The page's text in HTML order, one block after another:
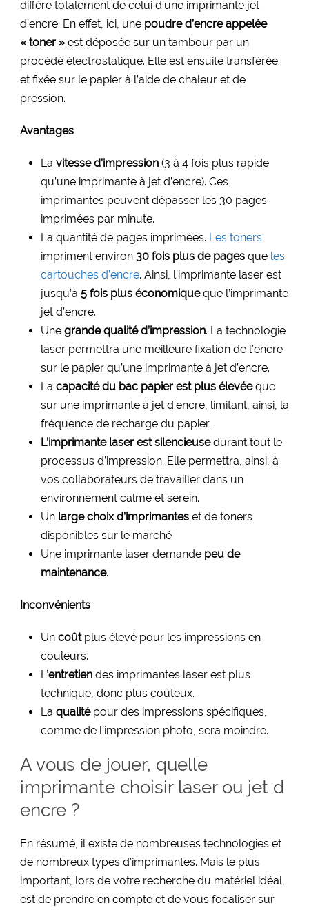
diffère totalement de celui d’une imprimante jet
d’encre. En effet, ici, une poudre d’encre appelée
« toner »est déposée sur un tambour par un
procédé électrostatique. Elle est ensuite transférée
et fixée sur le papier à l’aide de chaleur et de
pression.
Avantages
La vitesse d’impression (3 à 4 fois plus rapide
qu’une imprimante à jet d’encre). Ces
imprimantes peuvent dépasser les 30 pages
imprimées par minute.
La quantité de pages imprimées. Les toners
impriment environ 30 fois plus de pages que les
cartouches d’encre. Ainsi, l’imprimante laser est
jusqu’à 5 fois plus économiqueque l’imprimante
jet d’encre.
Une grande qualité d’impression. La technologie
laser permettra une meilleure fixation de l’encre
sur le papier qu’une imprimante à jet d’encre.
La capacité du bac papier est plus élevéeque
sur une imprimante à jet d’encre, limitant, ainsi, la
fréquence de recharge du papier.
L’imprimante laser est silencieusedurant tout le
processus d’impression. Elle permettra, ainsi, à
vos collaborateurs de travailler dans un
environnement calme et serein.
Un large choix d’imprimantes et de toners
disponibles sur le marché
Une imprimante laser demande peu de
maintenance.
Inconvénients
Un coût plus élevé pour les impressions en
couleurs.
L’entretien des imprimantes laser est plus
technique, donc plus coûteux.
La qualité pour des impressions spécifiques,
comme de l’impression photo, sera moindre.
A vous de jouer, quelle
imprimante choisir laser ou jet d
encre ?
En résumé, il existe de nombreuses technologies et
de nombreux types d’imprimantes. Mais le plus
important, lors de votre recherche du matériel idéal,
est de prendre en compte et de vous focaliser sur